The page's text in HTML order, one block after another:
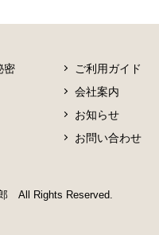
密
ご利用ガイド
会社案内
お知らせ
お問い合わせ
All Rights Reserved.